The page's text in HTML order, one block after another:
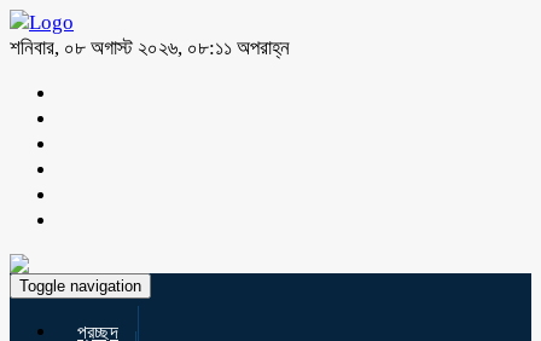
শনিবার, ০৮ অগাস্ট ২০২৬, ০৮:১১ অপরাহ্ন
Toggle navigation
প্রচ্ছদ